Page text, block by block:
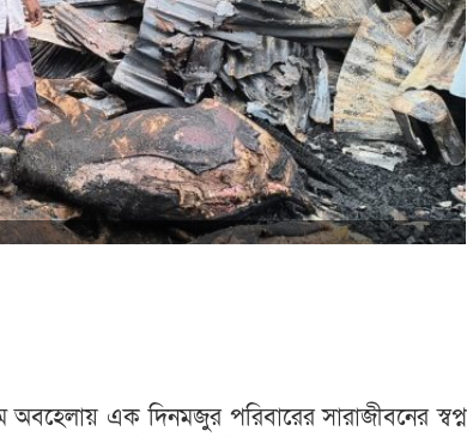
এক দিনমজুর পরিবারের সারাজীবনের স্বপ্ন